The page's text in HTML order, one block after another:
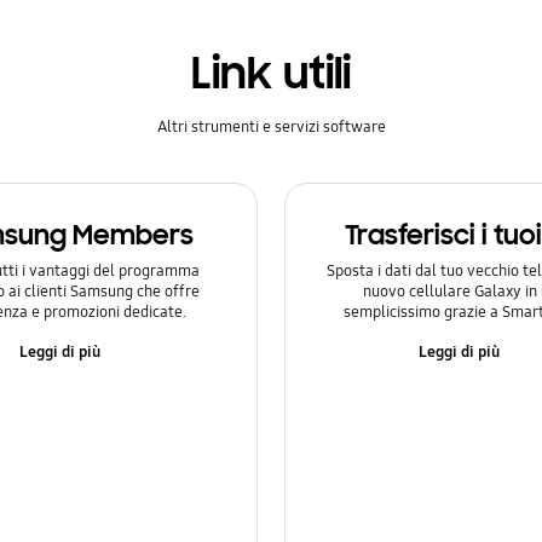
Link utili
Altri strumenti e servizi software
Members
i vantaggi del programma
ai clienti Samsung che offre
e promozioni dedicate.
Leggi di più
Trasferisci i
Sposta i dati dal tuo vecchio
nuovo cellulare Galaxy in
semplicissimo grazie a
Leggi di più